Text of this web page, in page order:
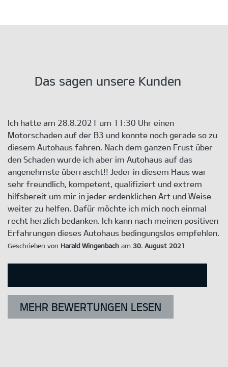
Das sagen unsere Kunden
Ich hatte am 28.8.2021 um 11:30 Uhr einen
Motorschaden auf der B3 und konnte noch gerade so zu
diesem Autohaus fahren. Nach dem ganzen Frust über
den Schaden wurde ich aber im Autohaus auf das
angenehmste überrascht!! Jeder in diesem Haus war
sehr freundlich, kompetent, qualifiziert und extrem
hilfsbereit um mir in jeder erdenklichen Art und Weise
weiter zu helfen. Dafür möchte ich mich noch einmal
recht herzlich bedanken. Ich kann nach meinen positiven
Erfahrungen dieses Autohaus bedingungslos empfehlen.
Geschrieben von Harald Wingenbach am 30. August 2021
MEHR BEWERTUNGEN LESEN